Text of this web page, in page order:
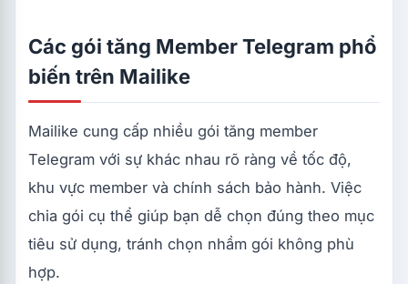
Các gói tăng Member Telegram phổ
biến trên Mailike
Mailike cung cấp nhiều gói tăng member
Telegram với sự khác nhau rõ ràng về tốc độ,
khu vực member và chính sách bảo hành. Việc
chia gói cụ thể giúp bạn dễ chọn đúng theo mục
tiêu sử dụng, tránh chọn nhầm gói không phù
hợp.